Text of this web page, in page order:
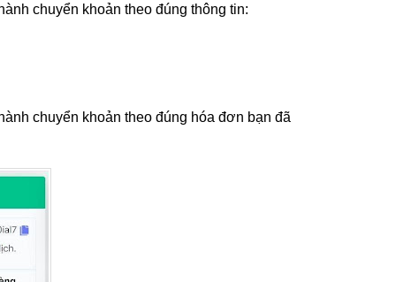
chuyển khoản theo đúng thông tin:
chuyển khoản theo đúng hóa đơn bạn đã